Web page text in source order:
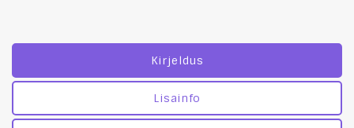
Kirjeldus
Lisainfo